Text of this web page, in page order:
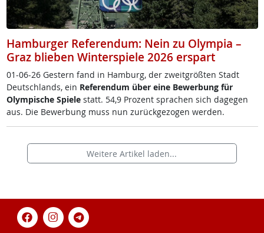
Hamburger Referendum: Nein zu Olympia –
Graz blieben Winterspiele 2026 erspart
01-06-26 Ges­tern fand in Ham­burg, der zweit­größ­ten Stadt
Deut­sch­lands, ein Re­fe­ren­dum über ei­ne Be­wer­bung für
Olym­pi­sche Spie­le statt. 54,9 Pro­zent spra­chen sich da­ge­gen
aus. Die Be­wer­bung muss nun zu­rück­ge­zo­gen wer­den.
Weitere Artikel laden...